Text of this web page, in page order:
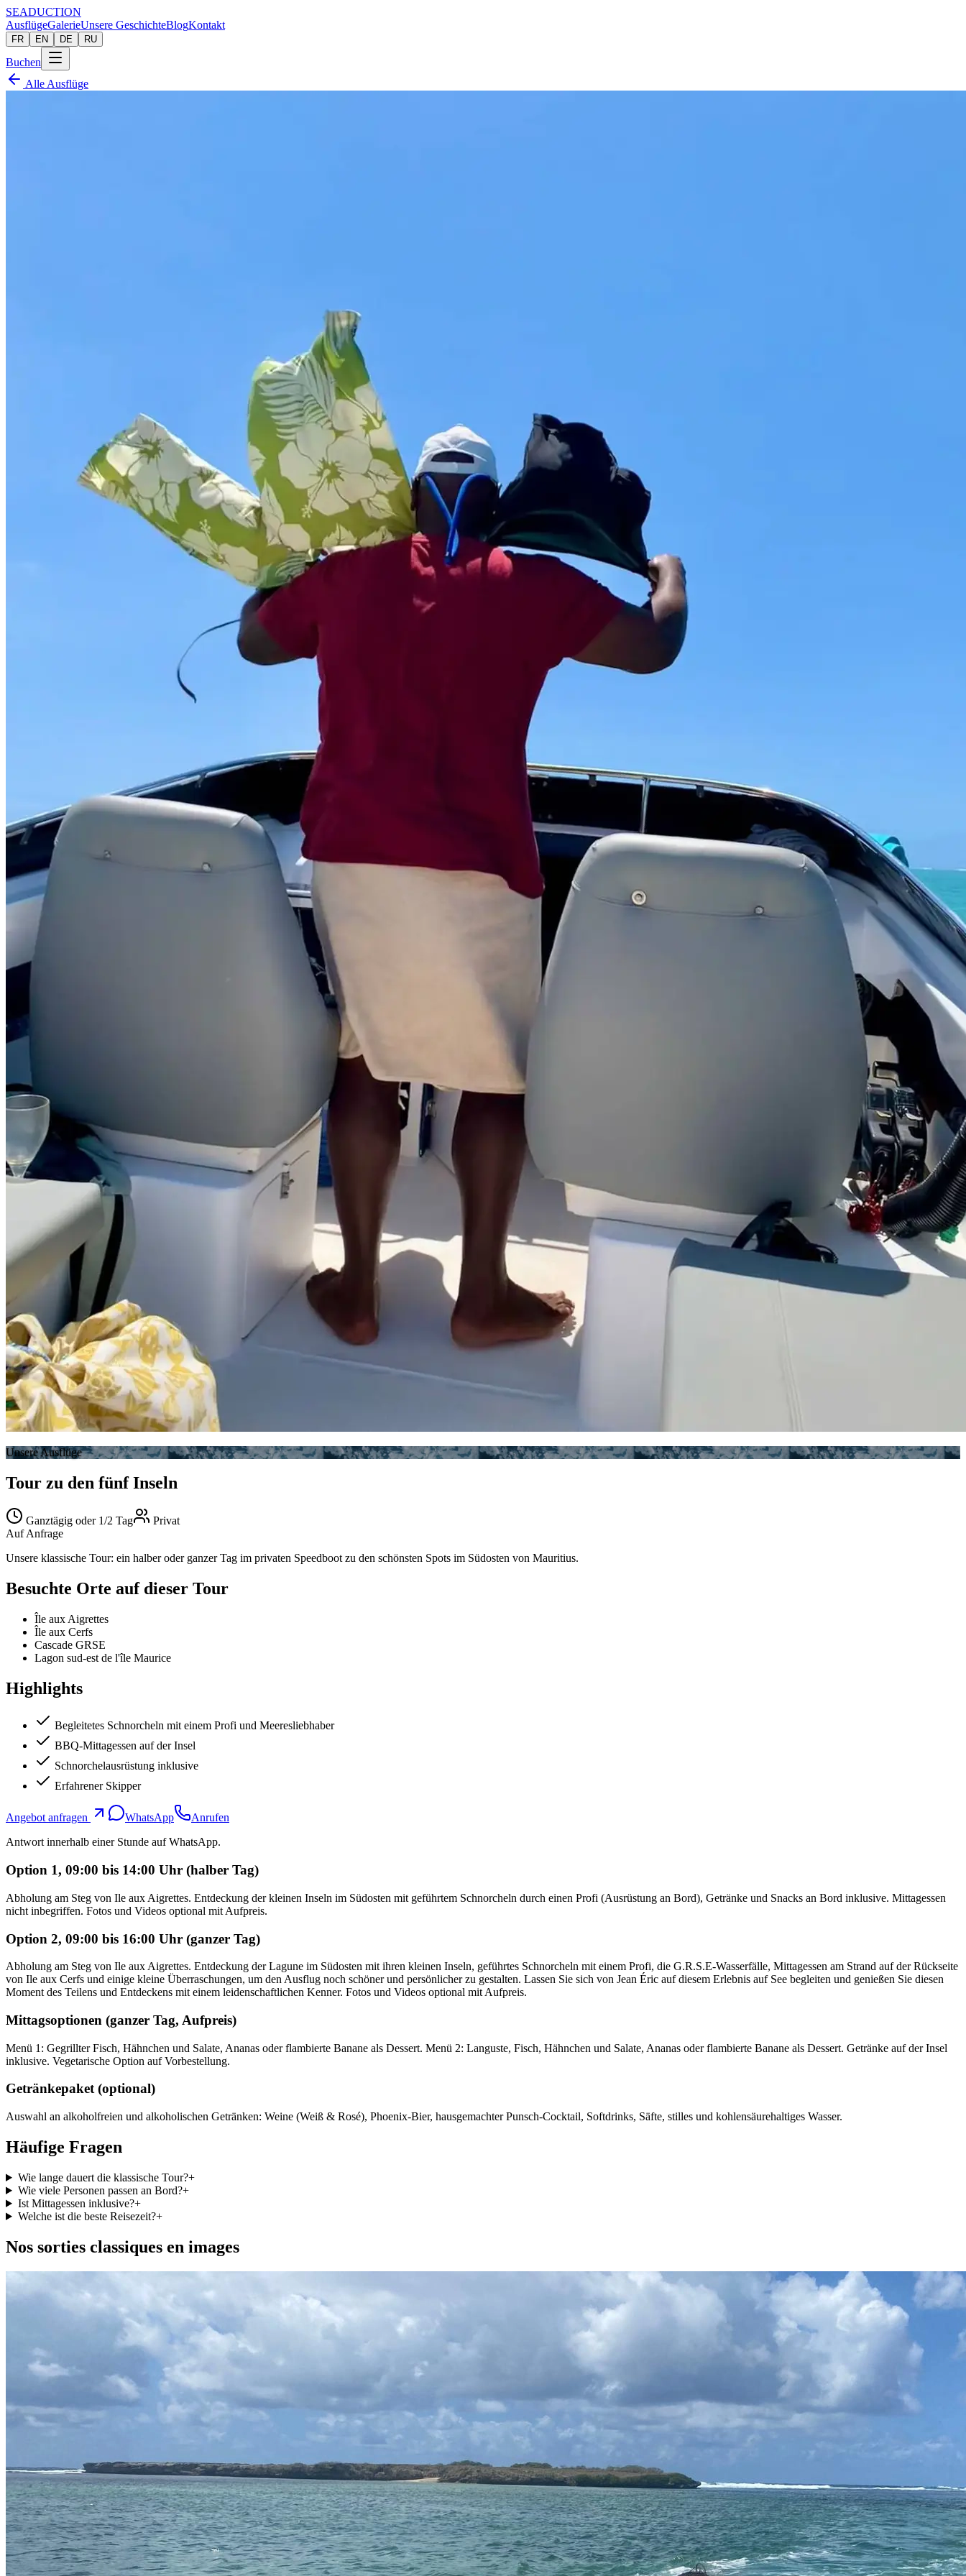
SEADUCTION
AusflügeGalerieUnsere GeschichteBlogKontakt
FR EN DE RU
Buchen
Alle Ausflüge
Unsere Ausflüge
Tour zu den fünf Inseln
Ganztägig oder 1/2 Tag
Privat
Auf Anfrage
Unsere klassische Tour: ein halber oder ganzer Tag im privaten Speedboot zu den schönsten Spots im Südosten von Mauritius.
Besuchte Orte auf dieser Tour
Île aux Aigrettes
Île aux Cerfs
Cascade GRSE
Lagon sud-est de l'île Maurice
Highlights
Begleitetes Schnorcheln mit einem Profi und Meeresliebhaber
BBQ-Mittagessen auf der Insel
Schnorchelausrüstung inklusive
Erfahrener Skipper
Angebot anfragen WhatsApp
Anrufen
Antwort innerhalb einer Stunde auf WhatsApp.
Option 1, 09:00 bis 14:00 Uhr (halber Tag)
Abholung am Steg von Ile aux Aigrettes. Entdeckung der kleinen Inseln im Südosten mit geführtem Schnorcheln durch einen Profi (Ausrüstung an Bord), Getränke und Snacks an Bord inklusive. Mittagessen
nicht inbegriffen. Fotos und Videos optional mit Aufpreis.
Option 2, 09:00 bis 16:00 Uhr (ganzer Tag)
Abholung am Steg von Ile aux Aigrettes. Entdeckung der Lagune im Südosten mit ihren kleinen Inseln, geführtes Schnorcheln mit einem Profi, die G.R.S.E-Wasserfälle, Mittagessen am Strand auf der Rückseite
von Ile aux Cerfs und einige kleine Überraschungen, um den Ausflug noch schöner und persönlicher zu gestalten. Lassen Sie sich von Jean Éric auf diesem Erlebnis auf See begleiten und genießen Sie diesen
Moment des Teilens und Entdeckens mit einem leidenschaftlichen Kenner. Fotos und Videos optional mit Aufpreis.
Mittagsoptionen (ganzer Tag, Aufpreis)
Menü 1: Gegrillter Fisch, Hähnchen und Salate, Ananas oder flambierte Banane als Dessert. Menü 2: Languste, Fisch, Hähnchen und Salate, Ananas oder flambierte Banane als Dessert. Getränke auf der Insel
inklusive. Vegetarische Option auf Vorbestellung.
Getränkepaket (optional)
Auswahl an alkoholfreien und alkoholischen Getränken: Weine (Weiß & Rosé), Phoenix-Bier, hausgemachter Punsch-Cocktail, Softdrinks, Säfte, stilles und kohlensäurehaltiges Wasser.
Häufige Fragen
Wie lange dauert die klassische Tour?+
Wie viele Personen passen an Bord?+
Ist Mittagessen inklusive?+
Welche ist die beste Reisezeit?+
Nos sorties classiques en images